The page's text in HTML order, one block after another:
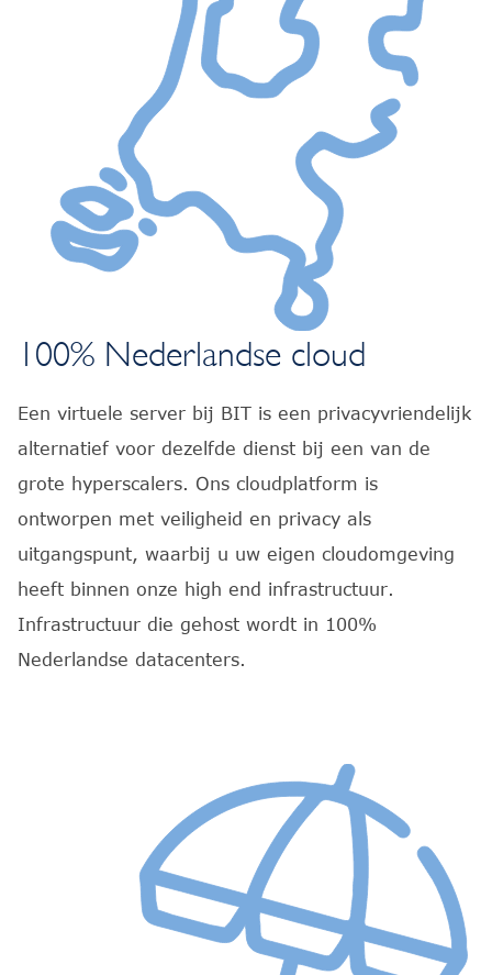
100% Nederlandse cloud
Een virtuele server bij BIT is een privacyvriendelijk
alternatief voor dezelfde dienst bij een van de
grote hyperscalers. Ons cloudplatform is
ontworpen met veiligheid en privacy als
uitgangspunt, waarbij u uw eigen cloudomgeving
heeft binnen onze high end infrastructuur.
Infrastructuur die gehost wordt in 100%
Nederlandse datacenters.